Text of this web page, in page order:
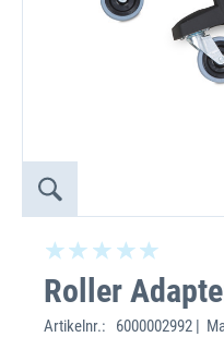
Roller
Artikelnr.:
6000002992 |